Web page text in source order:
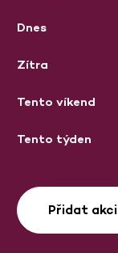
Dnes
Zítra
Tento víkend
Tento týden
Přidat akci